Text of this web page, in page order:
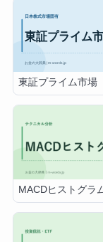
東証プライム市場
MACDヒストグラ